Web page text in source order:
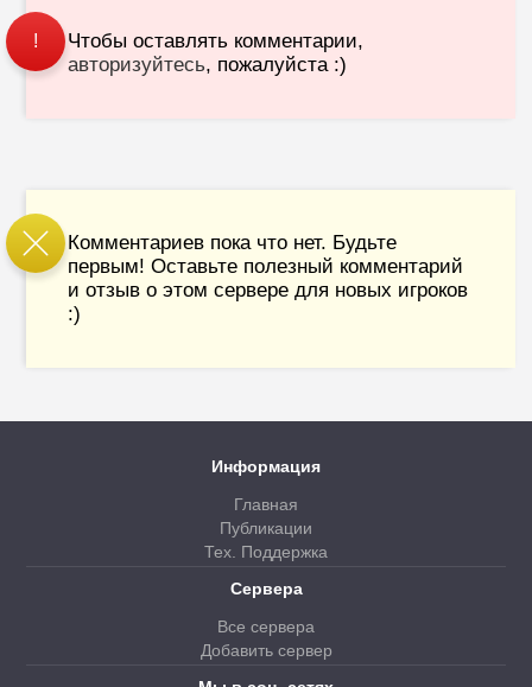
!
Чтобы оставлять комментарии,
авторизуйтесь, пожалуйста :)
Комментариев пока что нет. Будьте
первым! Оставьте полезный комментарий
и отзыв о этом сервере для новых игроков
:)
Информация
Главная
Публикации
Тех. Поддержка
Сервера
Все сервера
Добавить сервер